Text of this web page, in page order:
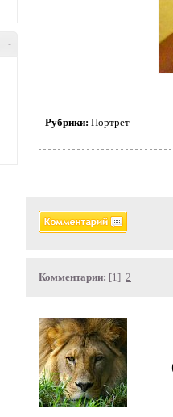
-
Рубрики: Портрет
Комментарии: [1] 2